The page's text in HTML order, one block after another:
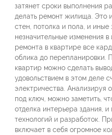
затянет сроки выполнения
делать ремонт жилища. Это
стен, потолка и пола, и иные
незначительные изменения
ремонта в квартире все
облика до перепланировки.
квартир можно сделать
удовольствием в этом деле
электричества. Анализируя
под ключ, можно заметить,
отделка интерьера здания,
технологий и разработок.
включает в себя огромное